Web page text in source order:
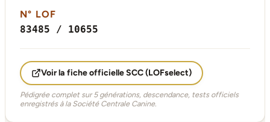
N° LOF
83485 / 10655
Voir la fiche officielle SCC (LOFselect)
Pédigrée complet sur 5 générations, descendance, tests officiels
enregistrés à la Société Centrale Canine.